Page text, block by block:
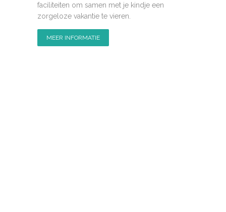
faciliteiten om samen met je kindje een
zorgeloze vakantie te vieren.
MEER INFORMATIE